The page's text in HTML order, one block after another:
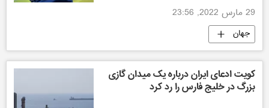
29 مارس 2022, 23:56
جهان
کویت ادعای ایران درباره یک میدان گازی
بزرگ در خلیج فارس را رد کرد